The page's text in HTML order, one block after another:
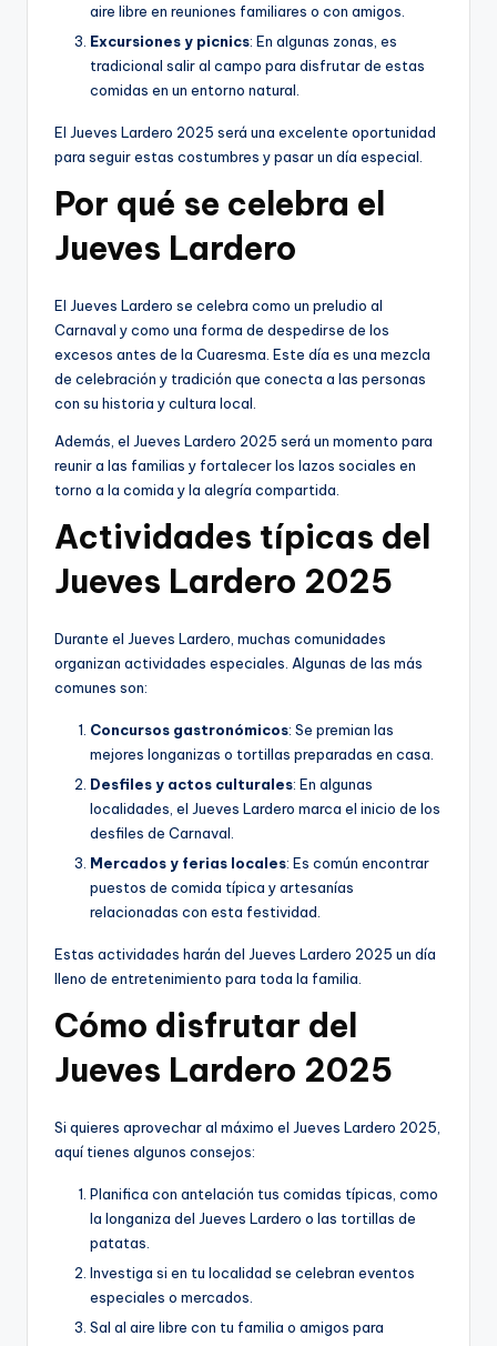
aire libre en reuniones familiares o con amigos.
Excursiones y picnics: En algunas zonas, es
tradicional salir al campo para disfrutar de estas
comidas en un entorno natural.
El Jueves Lardero 2025 será una excelente oportunidad
para seguir estas costumbres y pasar un día especial.
Por qué se celebra el
Jueves Lardero
El Jueves Lardero se celebra como un preludio al
Carnaval y como una forma de despedirse de los
excesos antes de la Cuaresma. Este día es una mezcla
de celebración y tradición que conecta a las personas
con su historia y cultura local.
Además, el Jueves Lardero 2025 será un momento para
reunir a las familias y fortalecer los lazos sociales en
torno a la comida y la alegría compartida.
Actividades típicas del
Jueves Lardero 2025
Durante el Jueves Lardero, muchas comunidades
organizan actividades especiales. Algunas de las más
comunes son:
Concursos gastronómicos: Se premian las
mejores longanizas o tortillas preparadas en casa.
Desfiles y actos culturales: En algunas
localidades, el Jueves Lardero marca el inicio de los
desfiles de Carnaval.
Mercados y ferias locales: Es común encontrar
puestos de comida típica y artesanías
relacionadas con esta festividad.
Estas actividades harán del Jueves Lardero 2025 un día
lleno de entretenimiento para toda la familia.
Cómo disfrutar del
Jueves Lardero 2025
Si quieres aprovechar al máximo el Jueves Lardero 2025,
aquí tienes algunos consejos:
Planifica con antelación tus comidas típicas, como
la longaniza del Jueves Lardero o las tortillas de
patatas.
Investiga si en tu localidad se celebran eventos
especiales o mercados.
Sal al aire libre con tu familia o amigos para